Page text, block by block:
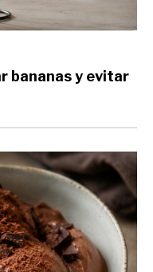
bananas y evitar